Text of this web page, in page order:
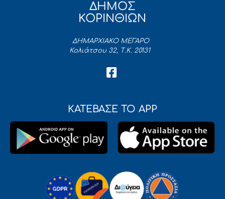
ΔΗΜΟΣ
ΚΟΡΙΝΘΙΩΝ
ΔΗΜΑΡΧΙΑΚΟ ΜΕΓΑΡΟ
Κολιάτσου 32, Τ.Κ. 20131
ΚΑΤΕΒΑΣΕ ΤΟ APP